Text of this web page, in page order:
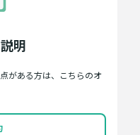
明
がある方は、こちらのオ